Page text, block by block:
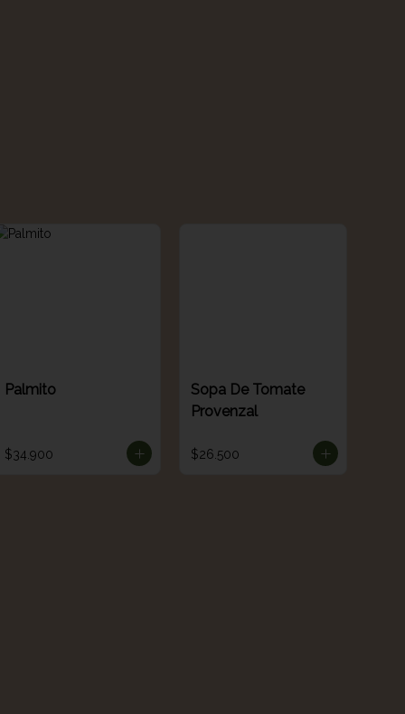
Palmito
$34.900
Sopa De Tomate
Provenzal
$26.500